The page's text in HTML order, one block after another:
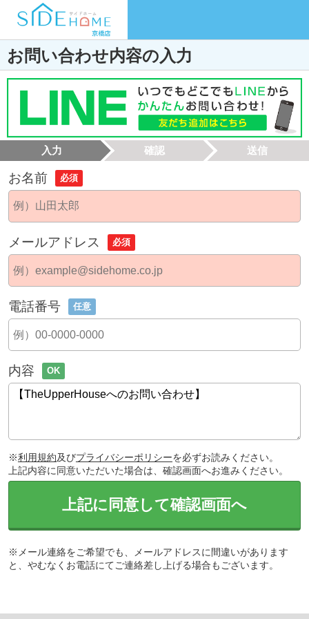
お問い合わせ内容の入力
入力 確認 送信
お名前 必須
メールアドレス 必須
電話番号 任意
内容 OK
※利用規約及びプライバシーポリシーを必ずお読みください。
上記内容に同意いただいた場合は、確認画面へお進みください。
上記に同意して確認画面へ
※メール連絡をご希望でも、メールアドレスに間違いがあります
と、やむなくお電話にてご連絡差し上げる場合もございます。